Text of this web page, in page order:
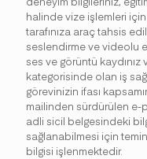
halinde vize işlemleri
tarafınıza araç tahsis
seslendirme ve videolu
ses ve görüntü
kategorisinde olan iş
görevinizin ifası
mailinden sürdürülen e-
adli sicil belgesindeki
sağlanabilmesi için temin
bilgisi işlenmektedir.